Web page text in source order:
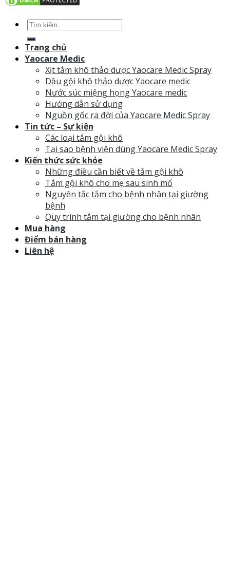
Trang chủ
Yaocare Medic
Xịt tắm khô thảo dược Yaocare Medic Spray
Dầu gội khô thảo dược Yaocare medic
Nước súc miệng họng Yaocare medic
Hướng dẫn sử dụng
Nguồn gốc ra đời của Yaocare Medic Spray
Tin tức – Sự kiện
Các loại tắm gội khô
Tại sao bệnh viện dùng Yaocare Medic Spray
Kiến thức sức khỏe
Những điều cần biết về tắm gội khô
Tắm gội khô cho mẹ sau sinh mổ
Nguyên tắc tắm cho bệnh nhân tại giường
bệnh
Quy trình tắm tại giường cho bệnh nhân
Mua hàng
Điểm bán hàng
Liên hệ